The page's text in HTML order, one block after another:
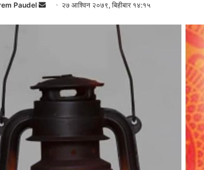
Paudel
Send २७ आश्विन २०७९, बिहीबार १४:१५